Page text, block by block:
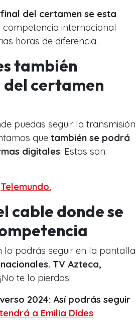
del certamen se esta
competencia internacional
horas de diferencia.
también
certamen
puedas seguir la transmisión
que también se podrá
digitales. Estas son:
Telemundo.
cable donde se
lo podrás seguir en la pantalla
TV Azteca,
¡No te lo pierdas!
2024: Así podrás seguir
a Emilia Dides